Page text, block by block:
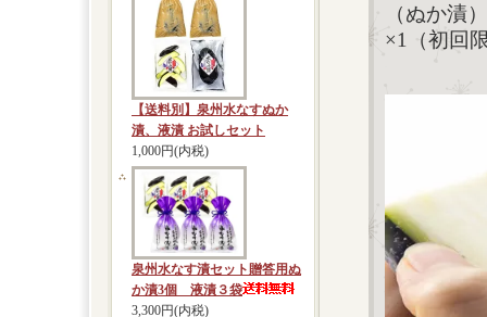
【送料別】泉州水なすぬか
漬、液漬 お試しセット
1,000円(内税)
泉州水なす漬セット贈答用ぬ
か漬3個 液漬３袋
3,300円(内税)
（ぬか漬
×1（初回